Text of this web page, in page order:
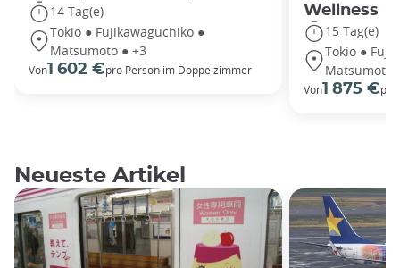
14 Tag(e)
Tokio ● Fujikawaguchiko ●
Matsumoto ● +3
Von1 602 €pro Person im Doppelzimmer
Wellness
15 Tag(e)
Tokio ●
Matsumoto
Von1 875 €pro
Neueste Artikel